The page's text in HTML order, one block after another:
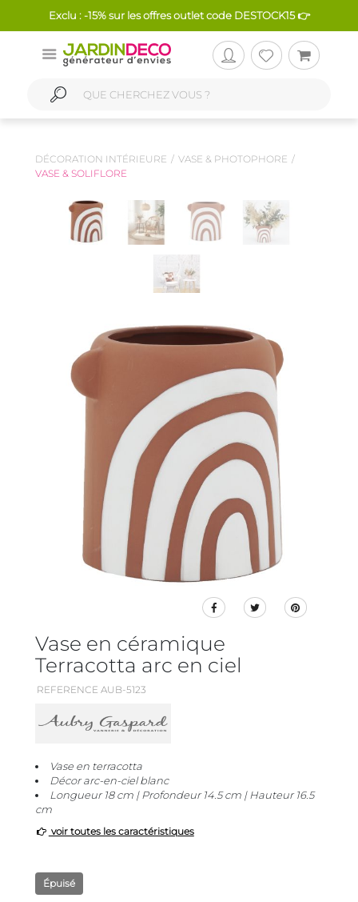
Exclu : -15% sur les offres outlet code DESTOCK15 👉
DÉCORATION INTÉRIEURE
VASE & PHOTOPHORE
VASE & SOLIFLORE
Vase en céramique
Terracotta arc en ciel
REFERENCE AUB-5123
Vase en terracotta
Décor arc-en-ciel blanc
Longueur 18 cm | Profondeur 14.5 cm | Hauteur 16.5
cm
voir toutes les caractéristiques
Épuisé